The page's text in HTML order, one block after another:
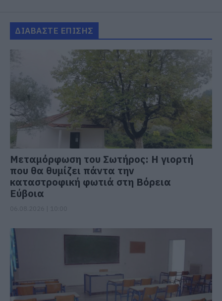
ΔΙΑΒΑΣΤΕ ΕΠΙΣΗΣ
Μεταμόρφωση του Σωτήρος: Η γιορτή
που θα θυμίζει πάντα την
καταστροφική φωτιά στη Βόρεια
Εύβοια